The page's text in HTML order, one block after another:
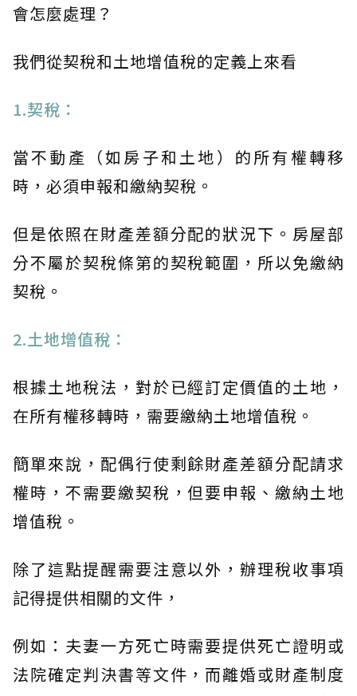
會怎麼處理？
我們從契稅和土地增值稅的定義上來看
1.契稅：
當不動產（如房子和土地）的所有權轉移
時，必須申報和繳納契稅。
但是依照在財產差額分配的狀況下。房屋部
分不屬於契稅條第的契稅範圍，所以免繳納
契稅。
2.土地增值稅：
根據土地稅法，對於已經訂定價值的土地，
在所有權移轉時，需要繳納土地增值稅。
簡單來說，配偶行使剩餘財產差額分配請求
權時，不需要繳契稅，但要申報、繳納土地
增值稅。
除了這點提醒需要注意以外，辦理稅收事項
記得提供相關的文件，
例如：夫妻一方死亡時需要提供死亡證明或
法院確定判決書等文件，而離婚或財產制度